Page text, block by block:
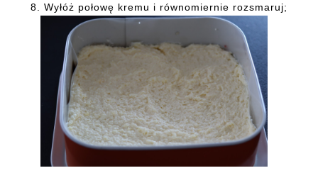
8. Wyłóż połowę kremu i równomiernie rozsmaruj;